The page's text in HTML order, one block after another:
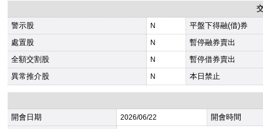
警示股
N
平盤下得融(借)券
處置股
N
暫停融券賣出
全額交割股
N
暫停借券賣出
異常推介股
N 本日禁止
開會日期 2026/06/22
開會時間